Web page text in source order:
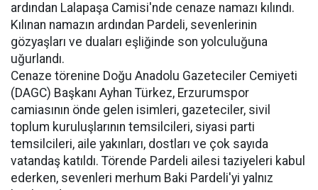
ardından Lalapaşa Camisi'nde cenaze namazı kılındı.
Kılınan namazın ardından Pardeli, sevenlerinin
gözyaşları ve duaları eşliğinde son yolculuğuna
uğurlandı.
Cenaze törenine Doğu Anadolu Gazeteciler Cemiyeti
(DAGC) Başkanı Ayhan Türkez, Erzurumspor
camiasının önde gelen isimleri, gazeteciler, sivil
toplum kuruluşlarının temsilcileri, siyasi parti
temsilcileri, aile yakınları, dostları ve çok sayıda
vatandaş katıldı. Törende Pardeli ailesi taziyeleri kabul
ederken, sevenleri merhum Baki Pardeli'yi yalnız